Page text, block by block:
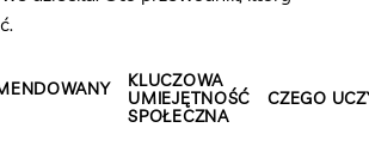
KLUCZOWA
UMIEJĘTNOŚĆ
SPOŁECZNA
CZEGO